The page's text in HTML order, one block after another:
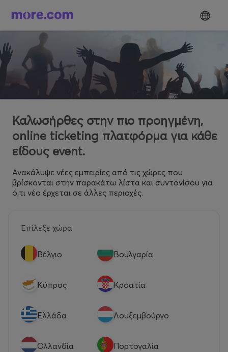
Καλωσήρθες στην πιο προηγμένη,
online ticketing πλατφόρμα για κάθε
είδους event.
Ανακάλυψε νέες εμπειρίες από τις χώρες που
βρίσκονται στην παρακάτω λίστα και συντονίσου για
ό,τι νέο έρχεται σε άλλες περιοχές.
Επίλεξε χώρα
Βέλγιο Βουλγαρία
Κύπρος Κροατία
Eλλάδα Λουξεμβούργο
Ολλανδία Πορτογαλία